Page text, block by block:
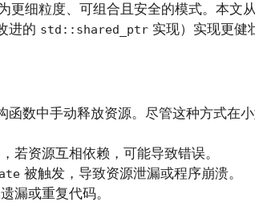
更细粒度、可组合且安全的模式。本文从
进的 std::shared_ptr 实现）实现更健
数中手动释放资源。尽管这种方式在
若资源互相依赖，可能导致错误。
被触发，导致资源泄漏或程序崩溃。
漏或重复代码。